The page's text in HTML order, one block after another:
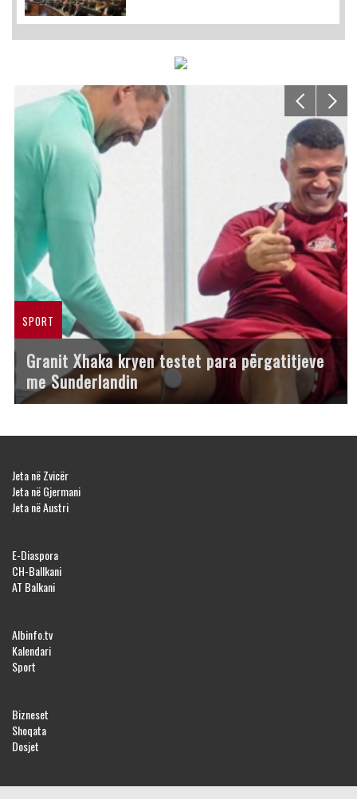
SPORT
Granit Xhaka kryen testet para përgatitjeve
me Sunderlandin
Jeta në Zvicër
Jeta në Gjermani
Jeta në Austri
E-Diaspora
CH-Ballkani
AT Balkani
Albinfo.tv
Kalendari
Sport
Bizneset
Shoqata
Dosjet